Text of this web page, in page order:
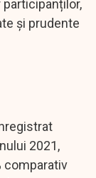
și prudente
2021,
comparativ